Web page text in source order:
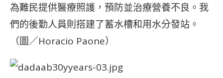
為難民提供醫療照護，預防並治療營養不良。我
們的後勤人員則搭建了蓄水槽和用水分發站。
（圖／Horacio Paone）